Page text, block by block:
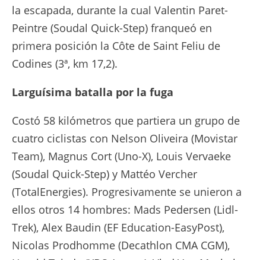
la escapada, durante la cual Valentin Paret-
Peintre (Soudal Quick-Step) franqueó en
primera posición la Côte de Saint Feliu de
Codines (3ª, km 17,2).
Larguísima batalla por la fuga
Costó 58 kilómetros que partiera un grupo de
cuatro ciclistas con Nelson Oliveira (Movistar
Team), Magnus Cort (Uno-X), Louis Vervaeke
(Soudal Quick-Step) y Mattéo Vercher
(TotalEnergies). Progresivamente se unieron a
ellos otros 14 hombres: Mads Pedersen (Lidl-
Trek), Alex Baudin (EF Education-EasyPost),
Nicolas Prodhomme (Decathlon CMA CGM),